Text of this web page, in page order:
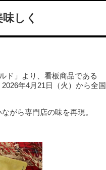
しく
ド」より、看板商品である
年4月21日（火）から全国
がら専門店の味を再現。